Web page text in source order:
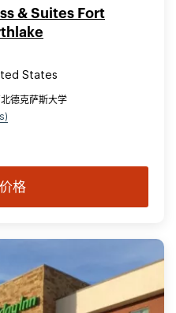
& Suites Fort
States
德克萨斯大学
格